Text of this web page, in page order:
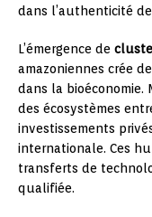
dans l’authenticité
L’émergence de
amazoniennes crée
dans la
des écosystèmes
investissements
internationale. Ces
transferts de
qualifiée.